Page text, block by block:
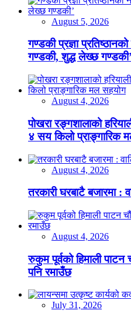
August 5, 2026
गण्डकी प्रज्ञा
गण्डकी, शुद्ध लेख्छ गण्डकी’
August 4, 2026
पोखरा रङ्गशालाको
४ सय किलो प्राङ्गारिक
August 4, 2026
तरकारी घरबाटै बजारमा :
August 4, 2026
रुकुम पूर्वको हिमाली
पनि रमाउँछ
July 31, 2026